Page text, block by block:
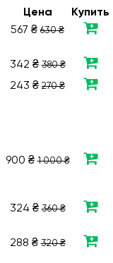
Цена
Купить
567 ₴ 630 ₴
342 ₴380 ₴
243 ₴ 270 ₴
900 ₴1 000 ₴
324 ₴360 ₴
288 ₴320 ₴